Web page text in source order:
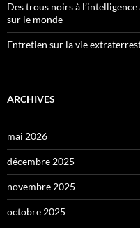
Des trous noirs à
sur le monde
Entretien sur la vie
ARCHIVES
mai 2026
décembre 2025
novembre 2025
octobre 2025